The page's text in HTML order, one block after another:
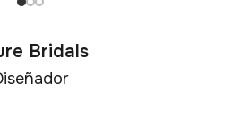
Bridals